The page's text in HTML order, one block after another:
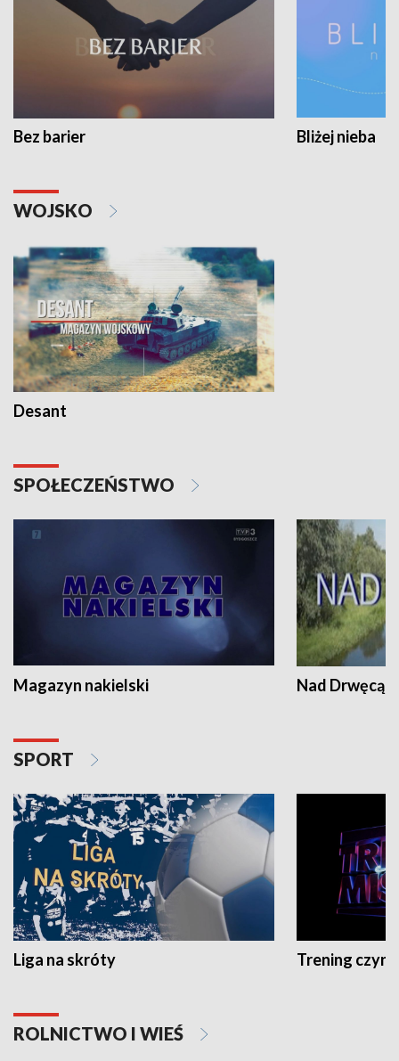
Bez barier Bliżej nieba
WOJSKO
Desant
SPOŁECZEŃSTWO
Magazyn nakielski Nad Drwęcą
SPORT
Liga na skróty Trening czyni
ROLNICTWO I WIEŚ